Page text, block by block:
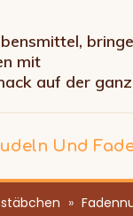
mit
auf der
Und
»